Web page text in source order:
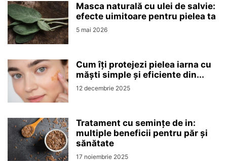
Masca naturală cu ulei de salvie:
efecte uimitoare pentru pielea ta
5 mai 2026
Cum îți protejezi pielea iarna cu
măști simple și eficiente din...
12 decembrie 2025
Tratament cu semințe de in:
multiple beneficii pentru păr și
sănătate
17 noiembrie 2025